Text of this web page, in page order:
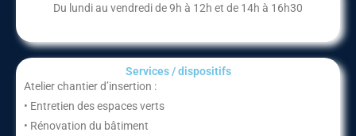
Du lundi au vendredi de 9h à 12h et de 14h à 16h30
Services / dispositifs​
Atelier chantier d’insertion :
• Entretien des espaces verts
• Rénovation du bâtiment